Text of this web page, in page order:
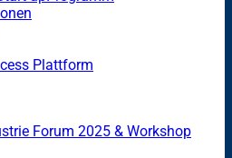
Plattform
Forum 2025 & Workshop